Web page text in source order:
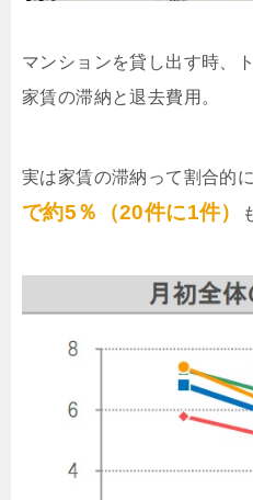
マンションを貸し出す時、
家賃の滞納と退去費用。
実は家賃の滞納って割合的
で約5％（20件に1件）